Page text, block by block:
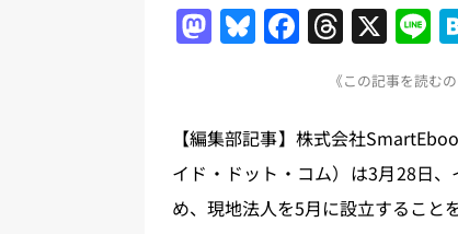
[ 2026年7月30日 ]
とめ 2026.07.29
日刊
[ 2026年8月6日 ] ラップ
[ 2026年8月5日 ] 「マン
M
o
d
o
Bl
s
k
y
F
e
b
o
T
re
a
d
s
X
n
e
《この記事を読む
【編集部記事】株式会社
イド・ドット・コム）は3月28日
め、現地法人を5月に設立すること